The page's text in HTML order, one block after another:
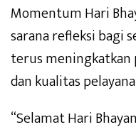
Momentum Hari
sarana refleksi bagi
terus
dan kualitas
“Selamat Hari